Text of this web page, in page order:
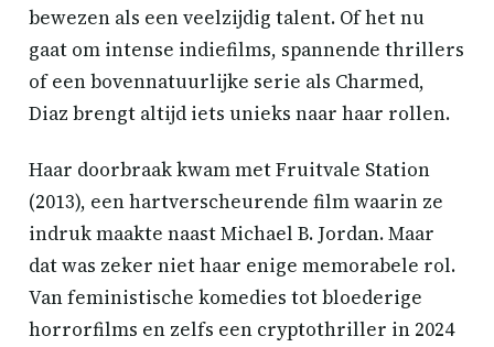
bewezen als een veelzijdig talent. Of het nu
gaat om intense indiefilms, spannende thrillers
of een bovennatuurlijke serie als Charmed,
Diaz brengt altijd iets unieks naar haar rollen.
Haar doorbraak kwam met Fruitvale Station
(2013), een hartverscheurende film waarin ze
indruk maakte naast Michael B. Jordan. Maar
dat was zeker niet haar enige memorabele rol.
Van feministische komedies tot bloederige
horrorfilms en zelfs een cryptothriller in 2024